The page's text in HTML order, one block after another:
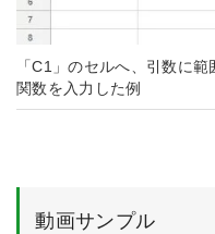
「C1」のセルへ、引数に
関数を入力した例
動画サンプル